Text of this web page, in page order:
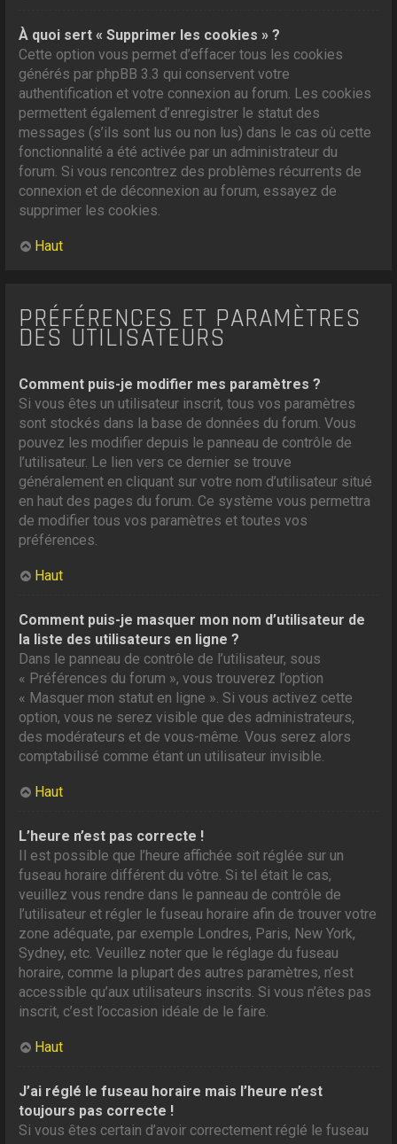
À quoi sert « Supprimer les cookies » ?
Cette option vous permet d’effacer tous les cookies
générés par phpBB 3.3 qui conservent votre
authentification et votre connexion au forum. Les cookies
permettent également d’enregistrer le statut des
messages (s’ils sont lus ou non lus) dans le cas où cette
fonctionnalité a été activée par un administrateur du
forum. Si vous rencontrez des problèmes récurrents de
connexion et de déconnexion au forum, essayez de
supprimer les cookies.
Haut
PRÉFÉRENCES ET PARAMÈTRES
DES UTILISATEURS
Comment puis-je modifier mes paramètres ?
Si vous êtes un utilisateur inscrit, tous vos paramètres
sont stockés dans la base de données du forum. Vous
pouvez les modifier depuis le panneau de contrôle de
l’utilisateur. Le lien vers ce dernier se trouve
généralement en cliquant sur votre nom d’utilisateur situé
en haut des pages du forum. Ce système vous permettra
de modifier tous vos paramètres et toutes vos
préférences.
Haut
Comment puis-je masquer mon nom d’utilisateur de
la liste des utilisateurs en ligne ?
Dans le panneau de contrôle de l’utilisateur, sous
« Préférences du forum », vous trouverez l’option
« Masquer mon statut en ligne ». Si vous activez cette
option, vous ne serez visible que des administrateurs,
des modérateurs et de vous-même. Vous serez alors
comptabilisé comme étant un utilisateur invisible.
Haut
L’heure n’est pas correcte !
Il est possible que l’heure affichée soit réglée sur un
fuseau horaire différent du vôtre. Si tel était le cas,
veuillez vous rendre dans le panneau de contrôle de
l’utilisateur et régler le fuseau horaire afin de trouver votre
zone adéquate, par exemple Londres, Paris, New York,
Sydney, etc. Veuillez noter que le réglage du fuseau
horaire, comme la plupart des autres paramètres, n’est
accessible qu’aux utilisateurs inscrits. Si vous n’êtes pas
inscrit, c’est l’occasion idéale de le faire.
Haut
J’ai réglé le fuseau horaire mais l’heure n’est
toujours pas correcte !
Si vous êtes certain d’avoir correctement réglé le fuseau